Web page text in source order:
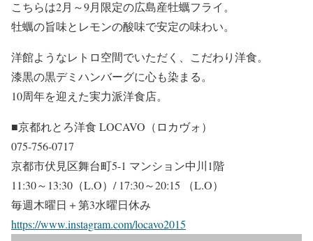
こちらは2月～9月限定の広島産牡蠣フライ。
牡蠣の旨味とレモンの酸味で安定の味わい。
洋館ようなレトロ空間でいただく、こだわり洋食。
漆黒の黒デミハンバーグに心も染まる。
10周年を迎えた実力派洋食店。
■京都れとろ洋食 LOCAVO（ロカヴォ）
075-756-0717
京都市伏見区舞台町5-1 マンション中川1階
11:30～13:30（L.O）/ 17:30～20:15 （L.O）
毎週木曜日＋第3水曜日休み
https://www.instagram.com/locavo2015